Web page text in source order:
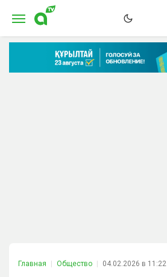
Главная Общество 04.02.2026 в 11:22